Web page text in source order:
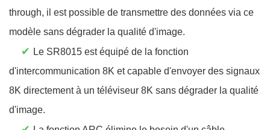
through, il est possible de transmettre des données via ce
modèle sans dégrader la qualité d'image.
✔ Le SR8015 est équipé de la fonction
d'intercommunication 8K et capable d'envoyer des signaux
8K directement à un téléviseur 8K sans dégrader la qualité
d'image.